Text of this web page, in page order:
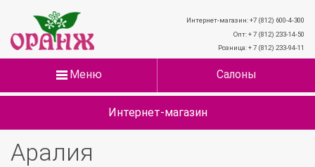
Интернет-магазин: +7 (812) 600-4-300
Опт: + 7 (812) 233-14-50
Розница: + 7 (812) 233-94-11
Меню Салоны
Интернет-магазин
Аралия